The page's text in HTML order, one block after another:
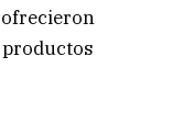
ofrecieron